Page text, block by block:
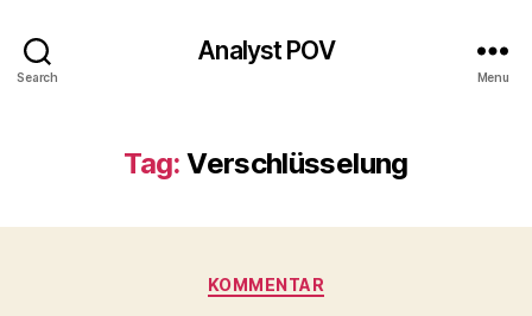
Search
Analyst POV
Menu
Tag: Verschlüsselung
Categories
KOMMENTAR